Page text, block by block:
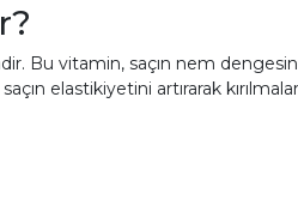
Bu vitamin, saçın nem
elastikiyetini artırarak